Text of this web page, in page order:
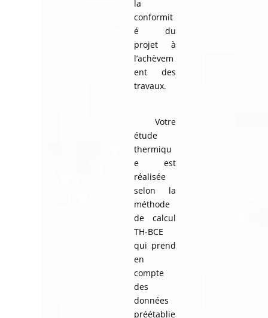
la
conformit
é du
projet à
l’achèvem
ent des
travaux.
Votre
étude
thermiqu
e est
réalisée
selon la
méthode
de calcul
TH-BCE
qui prend
en
compte
des
données
préétablie